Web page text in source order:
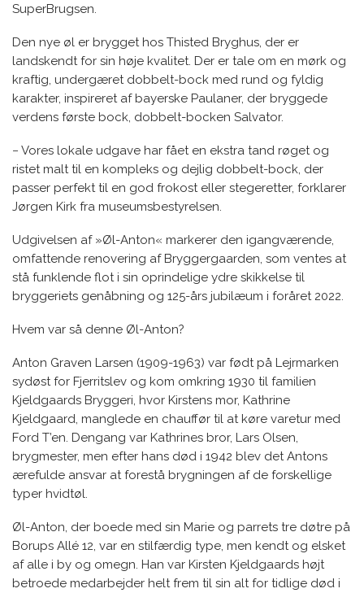
SuperBrugsen.
Den nye øl er brygget hos Thisted Bryghus, der er
landskendt for sin høje kvalitet. Der er tale om en mørk og
kraftig, undergæret dobbelt-bock med rund og fyldig
karakter, inspireret af bayerske Paulaner, der bryggede
verdens første bock, dobbelt-bocken Salvator.
− Vores lokale udgave har fået en ekstra tand røget og
ristet malt til en kompleks og dejlig dobbelt-bock, der
passer perfekt til en god frokost eller stegeretter, forklarer
Jørgen Kirk fra museumsbestyrelsen.
Udgivelsen af »Øl-Anton« markerer den igangværende,
omfattende renovering af Bryggergaarden, som ventes at
stå funklende flot i sin oprindelige ydre skikkelse til
bryggeriets genåbning og 125-års jubilæum i foråret 2022.
Hvem var så denne Øl-Anton?
Anton Graven Larsen (1909-1963) var født på Lejrmarken
sydøst for Fjerritslev og kom omkring 1930 til familien
Kjeldgaards Bryggeri, hvor Kirstens mor, Kathrine
Kjeldgaard, manglede en chauffør til at køre varetur med
Ford T’en. Dengang var Kathrines bror, Lars Olsen,
brygmester, men efter hans død i 1942 blev det Antons
ærefulde ansvar at forestå brygningen af de forskellige
typer hvidtøl.
Øl-Anton, der boede med sin Marie og parrets tre døtre på
Borups Allé 12, var en stilfærdig type, men kendt og elsket
af alle i by og omegn. Han var Kirsten Kjeldgaards højt
betroede medarbejder helt frem til sin alt for tidlige død i